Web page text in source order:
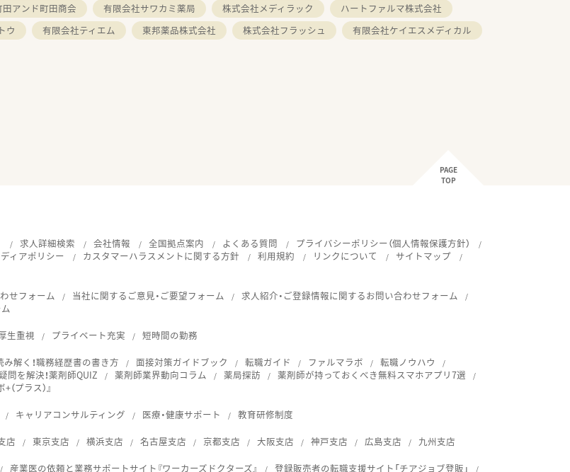
アンド町田商会 有限会社サワカミ薬局 株式会社メディラック
ハートファルマ株式会社
ウ 有限会社ティエム 東邦薬品株式会社 株式会社フラッシュ
有限会社ケイエスメディカル
PAGE
TOP
求人詳細検索 会社情報 全国拠点案内 よくある質問
プライバシーポリシー（個人情報保護方針）
ィアポリシー カスタマーハラスメントに関する方針 利用規約 リンクについて
サイトマップ
せフォーム 当社に関するご意見・ご要望フォーム
求人紹介・ご登録情報に関するお問い合わせフォーム
生重視 プライベート充実 短時間の勤務
解く！職務経歴書の書き方 面接対策ガイドブック 転職ガイド ファルマラボ
転職ノウハウ
問を解決！薬剤師QUIZ 薬剤師業界動向コラム 薬局探訪
薬剤師が持っておくべき無料スマホアプリ7選
プラス）』
キャリアコンサルティング 医療・健康サポート 教育研修制度
店 東京支店 横浜支店 名古屋支店 京都支店 大阪支店 神戸支店 広島支店 九州支店
産業医の依頼と業務サポートサイト『ワーカーズドクターズ』
登録販売者の転職支援サイト「チアジョブ登販」